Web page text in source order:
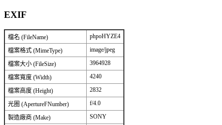
EXIF
檔名 (FileName) phpoHYZE4
檔案格式 (MimeType) image/jpeg
檔案大小 (FileSize) 3964928
檔案寬度 (Width) 4240
檔案高度 (Height) 2832
光圈 (ApertureFNumber) f/4.0
製造廠商 (Make) SONY